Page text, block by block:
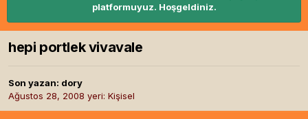
platformuyuz. Hoşgeldiniz.
hepi portlek vivavale
Son yazan: dory
Ağustos 28, 2008 yeri: Kişisel